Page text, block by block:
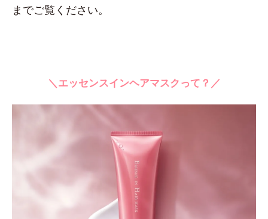
までご覧ください。
＼エッセンスインヘアマスクって？／